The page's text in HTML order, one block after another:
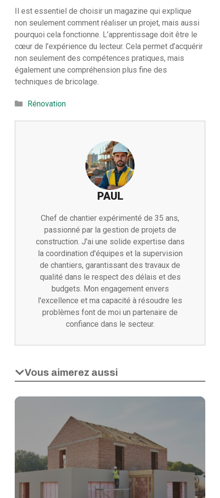
Il est essentiel de choisir un magazine qui explique
non seulement comment réaliser un projet, mais aussi
pourquoi cela fonctionne. L’apprentissage doit être le
cœur de l’expérience du lecteur. Cela permet d’acquérir
non seulement des compétences pratiques, mais
également une compréhension plus fine des
techniques de bricolage.
Catégories
Rénovation
PAUL
Chef de chantier expérimenté de 35 ans,
passionné par la gestion de projets de
construction. J'ai une solide expertise dans
la coordination d'équipes et la supervision
de chantiers, garantissant des travaux de
qualité dans le respect des délais et des
budgets. Mon engagement envers
l'excellence et ma capacité à résoudre les
problèmes font de moi un partenaire de
confiance dans le secteur.
Vous aimerez aussi